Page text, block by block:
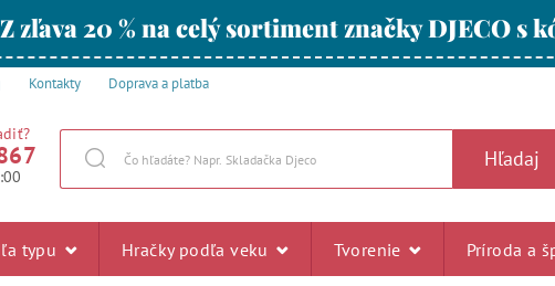
zľava 20 % na celý sortiment značky DJECO s
Kontakty Doprava a platba
Hľadaj
typu Hračky podľa veku Tvorenie Príroda a